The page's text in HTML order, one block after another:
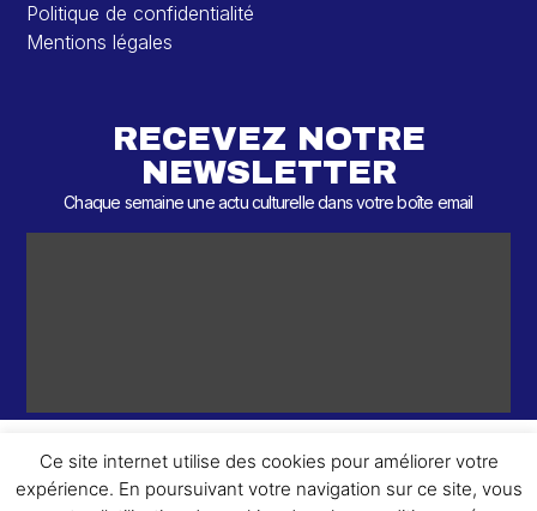
Politique de confidentialité
Mentions légales
RECEVEZ NOTRE
NEWSLETTER
Chaque semaine une actu culturelle dans votre boîte email
Ce site internet utilise des cookies pour améliorer votre
expérience. En poursuivant votre navigation sur ce site, vous